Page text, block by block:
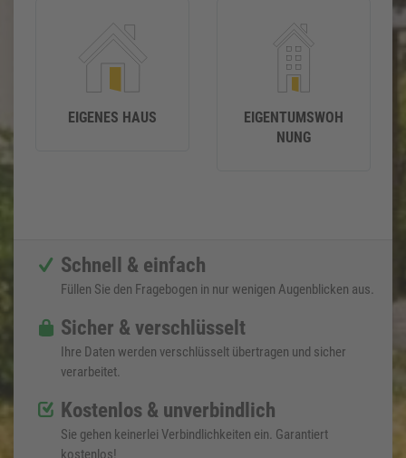
EIGENES HAUS
EIGENTUMSWOH
NUNG
Schnell & einfach
Füllen Sie den Fragebogen in nur wenigen Augenblicken aus.
Sicher & verschlüsselt
Ihre Daten werden verschlüsselt übertragen und sicher
verarbeitet.
Kostenlos & unverbindlich
Sie gehen keinerlei Verbindlichkeiten ein. Garantiert
kostenlos!